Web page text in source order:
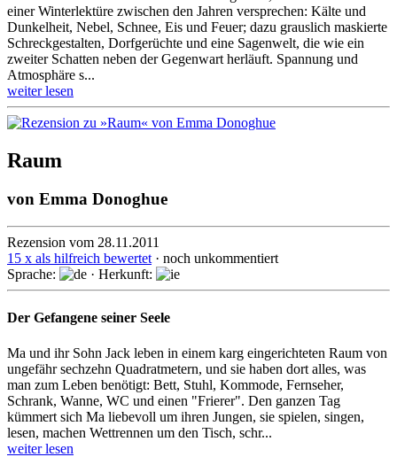
einer Winter­lek­türe zwischen den Jahren ver­sprechen: Kälte und
Dunkel­heit, Nebel, Schnee, Eis und Feuer; dazu grauslich maskierte
Schreck­gestalten, Dorf­gerüchte und eine Sagenwelt, die wie ein
zweiter Schatten neben der Gegen­wart herläuft. Spannung und
Atmos­phäre s...
weiter lesen
Raum
von Emma Donoghue
Rezension vom 28.11.2011
15 x als hilfreich bewertet · noch unkommentiert
Sprache:
· Herkunft:
Der Gefangene seiner Seele
Ma und ihr Sohn Jack leben in einem karg eingerichteten Raum von
ungefähr sechzehn Quadratmetern, und sie haben dort alles, was
man zum Leben benötigt: Bett, Stuhl, Kommode, Fernseher,
Schrank, Wanne, WC und einen "Frierer". Den ganzen Tag
kümmert sich Ma liebevoll um ihren Jungen, sie spielen, singen,
lesen, machen Wettrennen um den Tisch, schr...
weiter lesen